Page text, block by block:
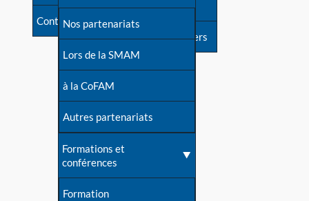
Contact
Forum
S'inscrire à nos newsletters
Nos partenariats
Lors de la SMAM
à la CoFAM
Autres partenariats
Formations et
conférences
Formation